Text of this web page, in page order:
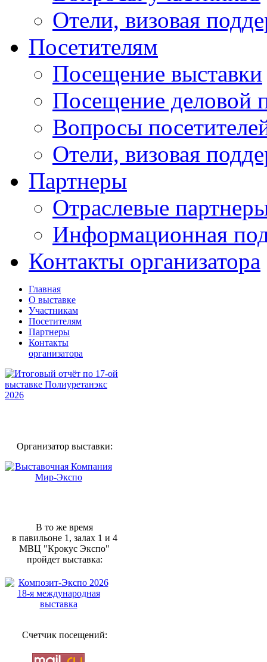
Отели, визовая
Посетителям
Посещение выставки
Посещение деловой
Вопросы
Отели, визовая
Партнеры
Отраслевые
Информационная
Контакты организатора
Главная
О выставке
Участникам
Посетителям
Партнеры
Контакты
организатора
Организатор выставки:
В то же время
в павильоне 1, залах 1 и 4
МВЦ "Крокус Экспо"
пройдет выставка:
Счетчик посещений: